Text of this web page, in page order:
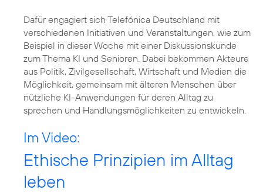
Dafür engagiert sich Telefónica Deutschland mit
verschiedenen Initiativen und Veranstaltungen, wie zum
Beispiel in dieser Woche mit einer Diskussionskunde
zum Thema KI und Senioren. Dabei bekommen Akteure
aus Politik, Zivilgesellschaft, Wirtschaft und Medien die
Möglichkeit, gemeinsam mit älteren Menschen über
nützliche KI-Anwendungen für deren Alltag zu
sprechen und Handlungsmöglichkeiten zu entwickeln.
Im Video:
Ethische Prinzipien im Alltag
leben